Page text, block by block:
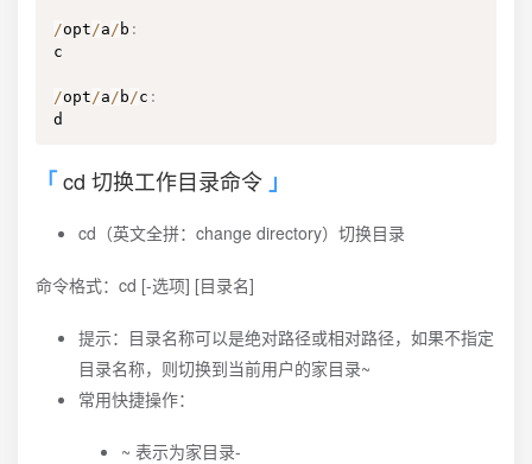
/opt/a/ b :
c
/opt/a/ b/c :
d
cd 切换工作目录命令
cd（英文全拼：change directory）切换目录
命令格式：cd [-选项] [目录名]
提示：目录名称可以是绝对路径或相对路径，如果不指定
目录名称，则切换到当前用户的家目录~
常用快捷操作：
~ 表示为家目录-